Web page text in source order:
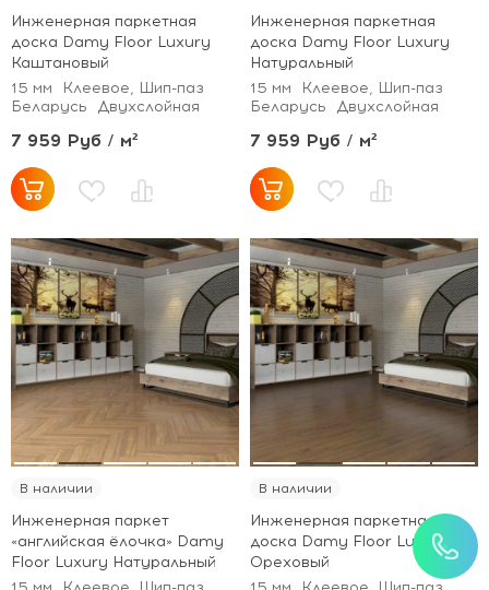
Инженерная паркетная
доска Damy Floor Luxury
Каштановый
15 мм
Клеевое, Шип-паз
Беларусь
Двухслойная
7 959 Руб / м²
Инженерная паркетная
доска Damy Floor Luxury
Натуральный
15 мм
Клеевое, Шип-паз
Беларусь
Двухслойная
7 959 Руб / м²
В наличии
Инженерная паркет
«английская ёлочка» Damy
Floor Luxury Натуральный
В наличии
Инженерная паркетная
доска Damy Floor Luxury
Ореховый